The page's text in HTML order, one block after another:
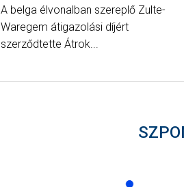
A belga élvonalban szereplő Zulte-
Waregem átigazolási díjért
szerződtette Átrok...